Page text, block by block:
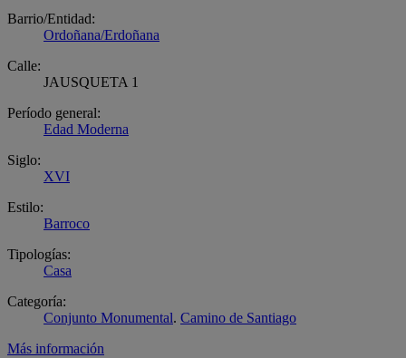
Barrio/Entidad:
Ordoñana/Erdoñana
Calle:
JAUSQUETA 1
Período general:
Edad Moderna
Siglo:
XVI
Estilo:
Barroco
Tipologías:
Casa
Categoría:
Conjunto Monumental. Camino de Santiago
Más información